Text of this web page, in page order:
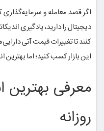
اگر قصد معامله و سرمایه‌گذاری
دیجیتال را دارید، یادگیری
کنند تا تغییرات قیمت آتی
این بازار کسب کنید؛ اما بهترین
معرفی بهترین
روزانه